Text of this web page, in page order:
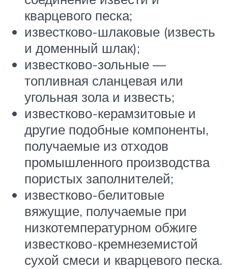
кварцевого песка;
известково-шлаковые (известь
и доменный шлак);
известково-зольные —
топливная сланцевая или
угольная зола и известь;
известково-керамзитовые и
другие подобные компоненты,
получаемые из отходов
промышленного производства
пористых заполнителей;
известково-белитовые
вяжущие, получаемые при
низкотемпературном обжиге
известково-кремнеземистой
сухой смеси и кварцевого песка.